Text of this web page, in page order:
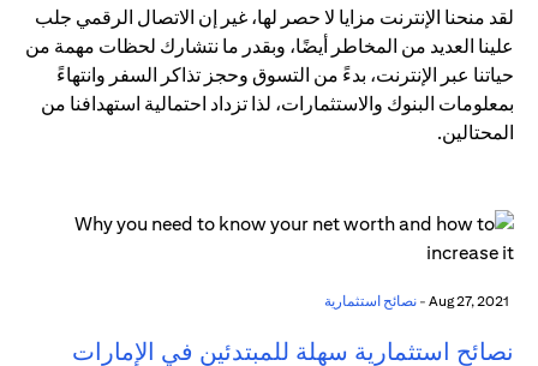
لقد منحنا الإنترنت مزايا لا حصر لها، غير إن الاتصال الرقمي جلب
علينا العديد من المخاطر أيضًا، وبقدر ما نتشارك لحظات مهمة من
حياتنا عبر الإنترنت، بدءً من التسوق وحجز تذاكر السفر وانتهاءً
بمعلومات البنوك والاستثمارات، لذا تزداد احتمالية استهدافنا من
المحتالين.
نصائح استثمارية
نصائح استثمارية سهلة للمبتدئين في الإمارات